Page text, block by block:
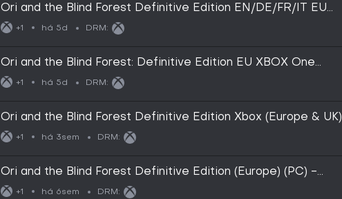
Ori and the Blind Forest Definitive Edition EN/DE/FR/IT EU
(Xbox One/Series)
+1 há 5d DRM:
Ori and the Blind Forest: Definitive Edition EU XBOX One
CD Key
+1 há 5d DRM:
Ori and the Blind Forest Definitive Edition Xbox (Europe & UK)
+1 há 3sem DRM:
Ori and the Blind Forest Definitive Edition (Europe) (PC) -
Xbox Live - Digital Key
+1 há 6sem DRM: